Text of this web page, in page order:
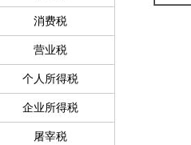
消费税
营业税
个人所得税
企业所得税
屠宰税